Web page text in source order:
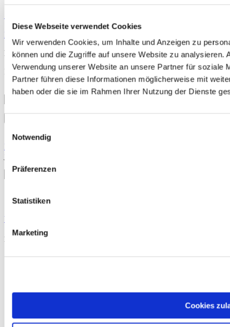
Diese Webseite verwendet Cookies
Wir verwenden Cookies, um Inhalte und Anzeigen zu
können und die Zugriffe auf unsere Website zu analysieren.
Verwendung unserer Website an unsere Partner für soziale
Partner führen diese Informationen möglicherweise mit
haben oder die sie im Rahmen Ihrer Nutzung der Dienste
Notwendig
Präferenzen
Statistiken
Marketing
Cookies
Kalender anzeigen
Newsletter abonnieren
Erhalten Sie aktuelle Informationen zu den neuesten Artikeln,
Studien und Veranstaltungen.
Mit der Anmeldung erklären Sie sich mit unserer
Datenschutzerklärung
Suchen
nach:
Sportmedizin für Ärzte, Therapeuten und Trainer
YouTube
Rubriken